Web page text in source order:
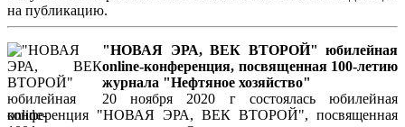
на публикацию.
"НОВАЯ ЭРА, ВЕК ВТОРОЙ" юбилейная
online-конференция, посвященная 100-летию
журнала "Нефтяное хозяйство"
20 ноября 2020 г состоялась юбилейная
конференция "НОВАЯ ЭРА, ВЕК ВТОРОЙ", посвященная